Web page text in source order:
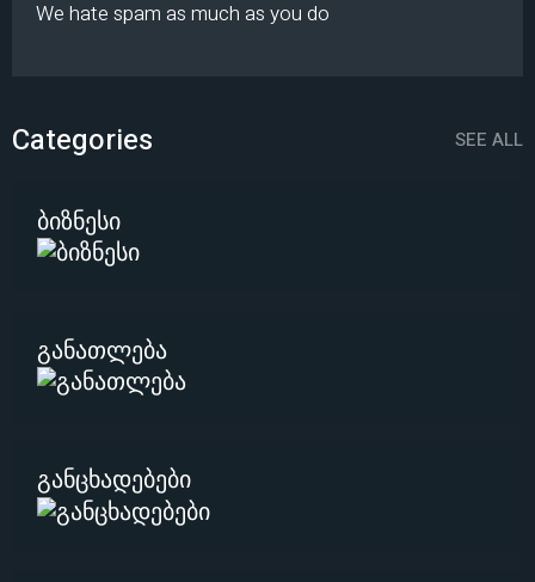
We hate spam as much as you do
Categories SEE ALL
ბიზნესი
განათლება
განცხადებები